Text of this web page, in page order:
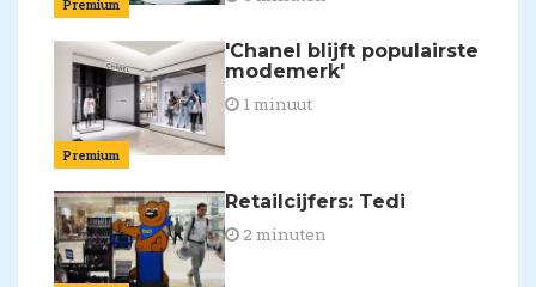
Premium
Premium
'Chanel blijft populairste
modemerk'
1 minuut
Retailcijfers: Tedi
2 minuten